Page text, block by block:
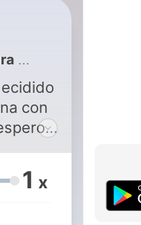
con
1 x